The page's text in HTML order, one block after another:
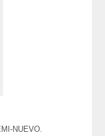
NUEVO.